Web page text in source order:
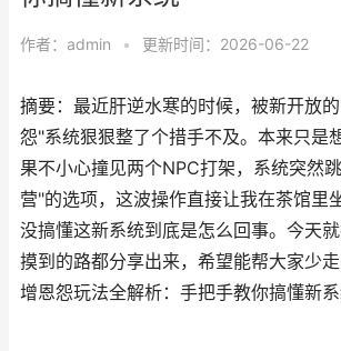
作者： admin • 更新时间：2026-06-22
摘要：最近肝逆水寒的时候，被新开放
怨"系统狠狠整了个措手不及。本来只是
果不小心撞见两个NPC打架，系统突然
营"的选项，这波操作直接让我在茶馆里
没搞懂这新系统到底是怎么回事。今天
摸到的路都分享出来，希望能帮大家少
增恩怨玩法全解析：手把手教你搞懂新